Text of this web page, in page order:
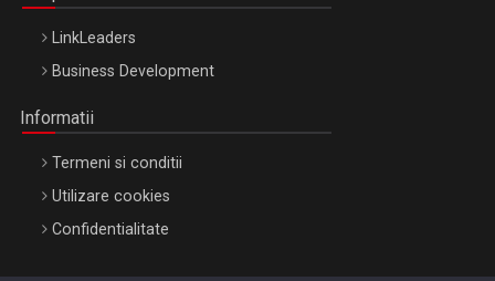
LinkLeaders
Business Development
Informatii
Termeni si conditii
Utilizare cookies
Confidentialitate